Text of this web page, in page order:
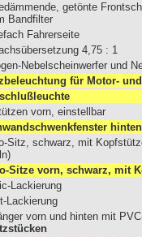
getönte
Bandfilter
Fahrerseite
4,75 : 1
Nebelscheinwerfer und
für Motor-
vorn, einstellbar
Sitz, schwarz, mit
Sitze vorn, schwarz, mit
Lackierung
Lackierung
vorn und hinten mit